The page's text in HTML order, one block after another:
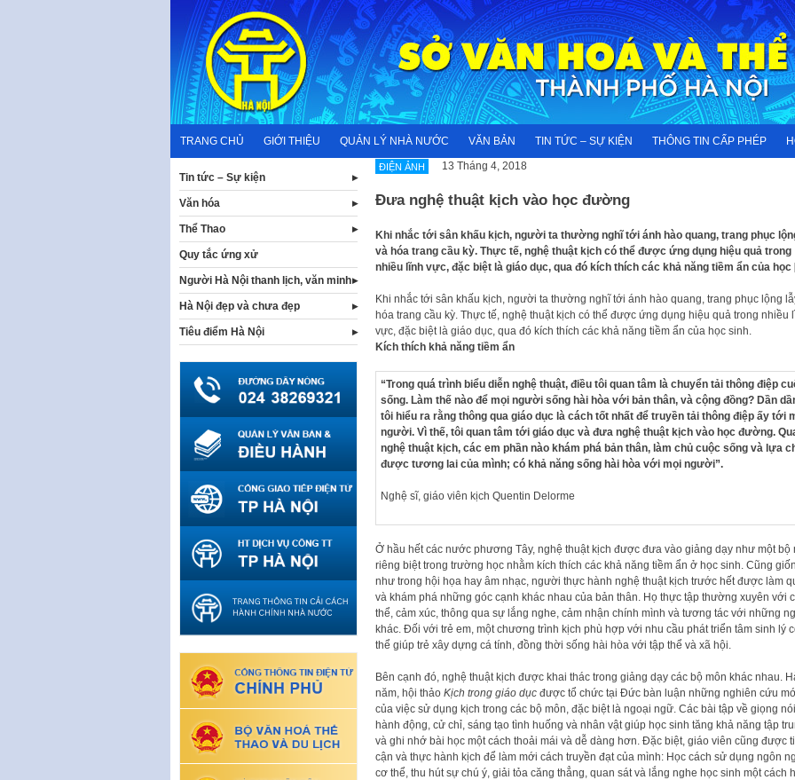
content
TRANG CHỦ GIỚI THIỆU QUẢN LÝ NHÀ NƯỚC VĂN BẢN TIN TỨC – SỰ KIỆN THÔNG TIN CẤP PHÉP
ĐIỆN ẢNH 13 Tháng 4, 2018
Đưa nghệ thuật kịch vào học đường
Khi nhắc tới sân khấu kịch, người ta thường nghĩ tới ánh hào quang, trang phục
và hóa trang cầu kỳ. Thực tế, nghệ thuật kịch có thể được ứng dụng hiệu quả trong
nhiều lĩnh vực, đặc biệt là giáo dục, qua đó kích thích các khả năng tiềm ẩn của
Khi nhắc tới sân khấu kịch, người ta thường nghĩ tới ánh hào quang, trang phục lộng
hóa trang cầu kỳ. Thực tế, nghệ thuật kịch có thể được ứng dụng hiệu quả trong nhiều
vực, đặc biệt là giáo dục, qua đó kích thích các khả năng tiềm ẩn của học sinh.
Kích thích khả năng tiềm ẩn
“Trong quá trình biểu diễn nghệ thuật, điều tôi quan tâm là chuyển tải thông điệp
sống. Làm thế nào để mọi người sống hài hòa với bản thân, và cộng đồng? Dần
tôi hiểu ra rằng thông qua giáo dục là cách tốt nhất để truyền tải thông điệp ấy tới
người. Vì thế, tôi quan tâm tới giáo dục và đưa nghệ thuật kịch vào học đường.
nghệ thuật kịch, các em phần nào khám phá bản thân, làm chủ cuộc sống và lựa
được tương lai của mình; có khả năng sống hài hòa với mọi người”.
Nghệ sĩ, giáo viên kịch Quentin Delorme
Ở hầu hết các nước phương Tây, nghệ thuật kịch được đưa vào giảng dạy như một bộ
riêng biệt trong trường học nhằm kích thích các khả năng tiềm ẩn ở học sinh. Cũng
như trong hội họa hay âm nhạc, người thực hành nghệ thuật kịch trước hết được làm
và khám phá những góc cạnh khác nhau của bản thân. Họ thực tập thường xuyên với
thể, cảm xúc, thông qua sự lắng nghe, cảm nhận chính mình và tương tác với những
khác. Đối với trẻ em, một chương trình kịch phù hợp với nhu cầu phát triển tâm sinh lý
thể giúp trẻ xây dựng cá tính, đồng thời sống hài hòa với tập thể và xã hội.
Bên cạnh đó, nghệ thuật kịch được khai thác trong giảng dạy các bộ môn khác nhau.
năm, hội thảo Kịch trong giáo dụcđược tổ chức tại Đức bàn luận những nghiên cứu
của việc sử dụng kịch trong các bộ môn, đặc biệt là ngoại ngữ. Các bài tập về giọng nói,
hành động, cử chỉ, sáng tạo tình huống và nhân vật giúp học sinh tăng khả năng tập
và ghi nhớ bài học một cách thoải mái và dễ dàng hơn. Đặc biệt, giáo viên cũng được
cận và thực hành kịch để làm mới cách truyền đạt của mình: Học cách sử dụng ngôn
cơ thể, thu hút sự chú ý, giải tỏa căng thẳng, quan sát và lắng nghe học sinh một cách
Tin tức – Sự kiện
Văn hóa
Thể Thao
Quy tắc ứng xử
Người Hà Nội thanh lịch, văn minh
Hà Nội đẹp và chưa đẹp
Tiêu điểm Hà Nội